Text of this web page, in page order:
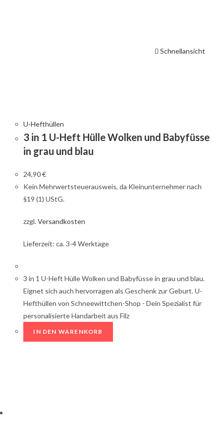
Schnellansicht
U-Hefthüllen
3 in 1 U-Heft Hülle Wolken und Babyfüsse
in grau und blau
24,90€
Kein Mehrwertsteuerausweis, da Kleinunternehmer nach
§19 (1) UStG.
zzgl.Versandkosten
Lieferzeit: ca. 3-4 Werktage
3 in 1 U-Heft Hülle Wolken und Babyfüsse in grau und blau.
Eignet sich auch hervorragen als Geschenk zur Geburt. U-
Hefthüllen von Schneewittchen-Shop - Dein Spezialist für
personalisierte Handarbeit aus Filz
IN DEN WARENKORB